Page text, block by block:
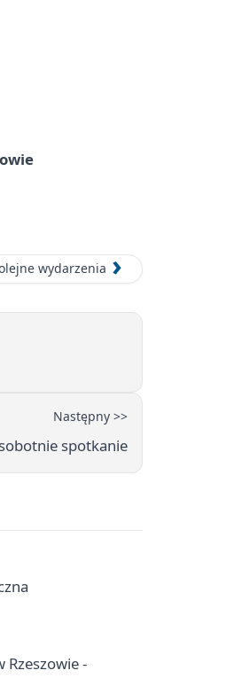
wydarzenia
Następny >>
spotkanie
Rzeszowie -